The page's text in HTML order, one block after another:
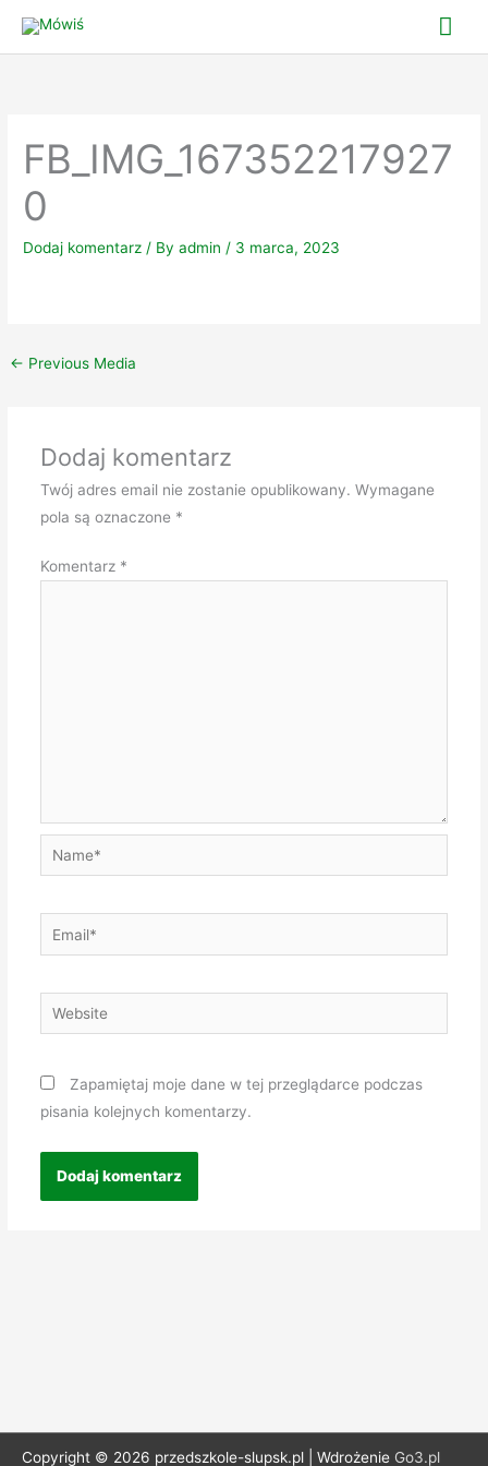
FB_IMG_167352217927
0
Dodaj komentarz / Byadmin/ 3 marca, 2023
← Previous Media
Dodaj komentarz
Twój adres email nie zostanie opublikowany. Wymagane
pola są oznaczone *
Komentarz *
Name*
Email*
Website
Zapamiętaj moje dane w tej przeglądarce podczas
pisania kolejnych komentarzy.
Copyright © 2026 przedszkole-slupsk.pl | Wdrożenie Go3.pl